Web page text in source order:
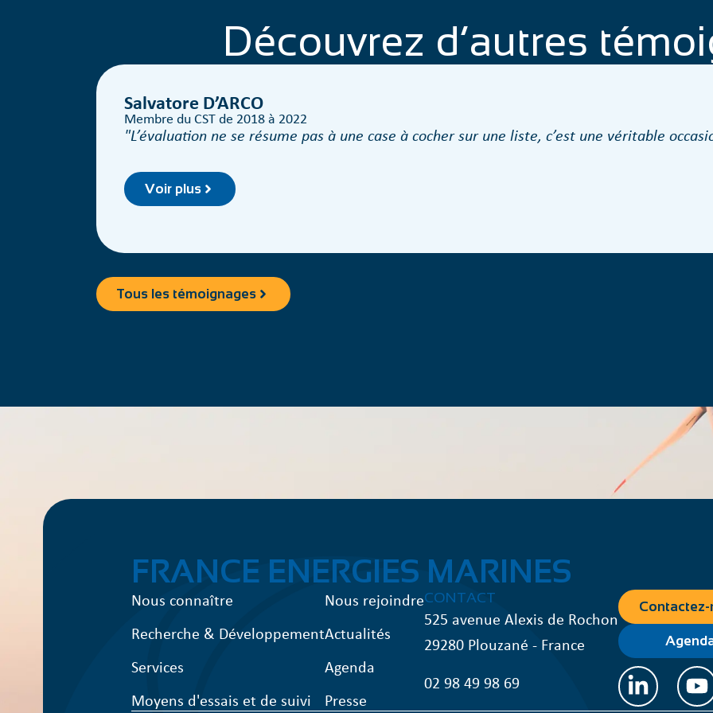
Découvrez d’autres
Salvatore D’ARCO
Membre du CST de 2018 à 2022
L’évaluation ne se résume pas à une case à cocher sur une liste, c’est une véritable
Voir plus
Tous les témoignages
FRANCE ENERGIES MARINES
Nous connaître
Recherche & Développement
Services
Moyens d'essais et de suivi
Nous rejoindre
Actualités
Agenda
Presse
CONTACT
525 avenue Alexis de Rochon
29280 Plouzané - France
02 98 49 98 69